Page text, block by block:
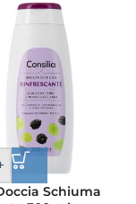
Schiuma